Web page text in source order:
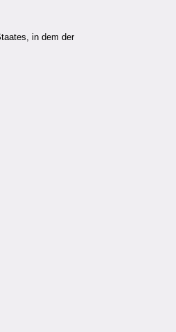
in dem der